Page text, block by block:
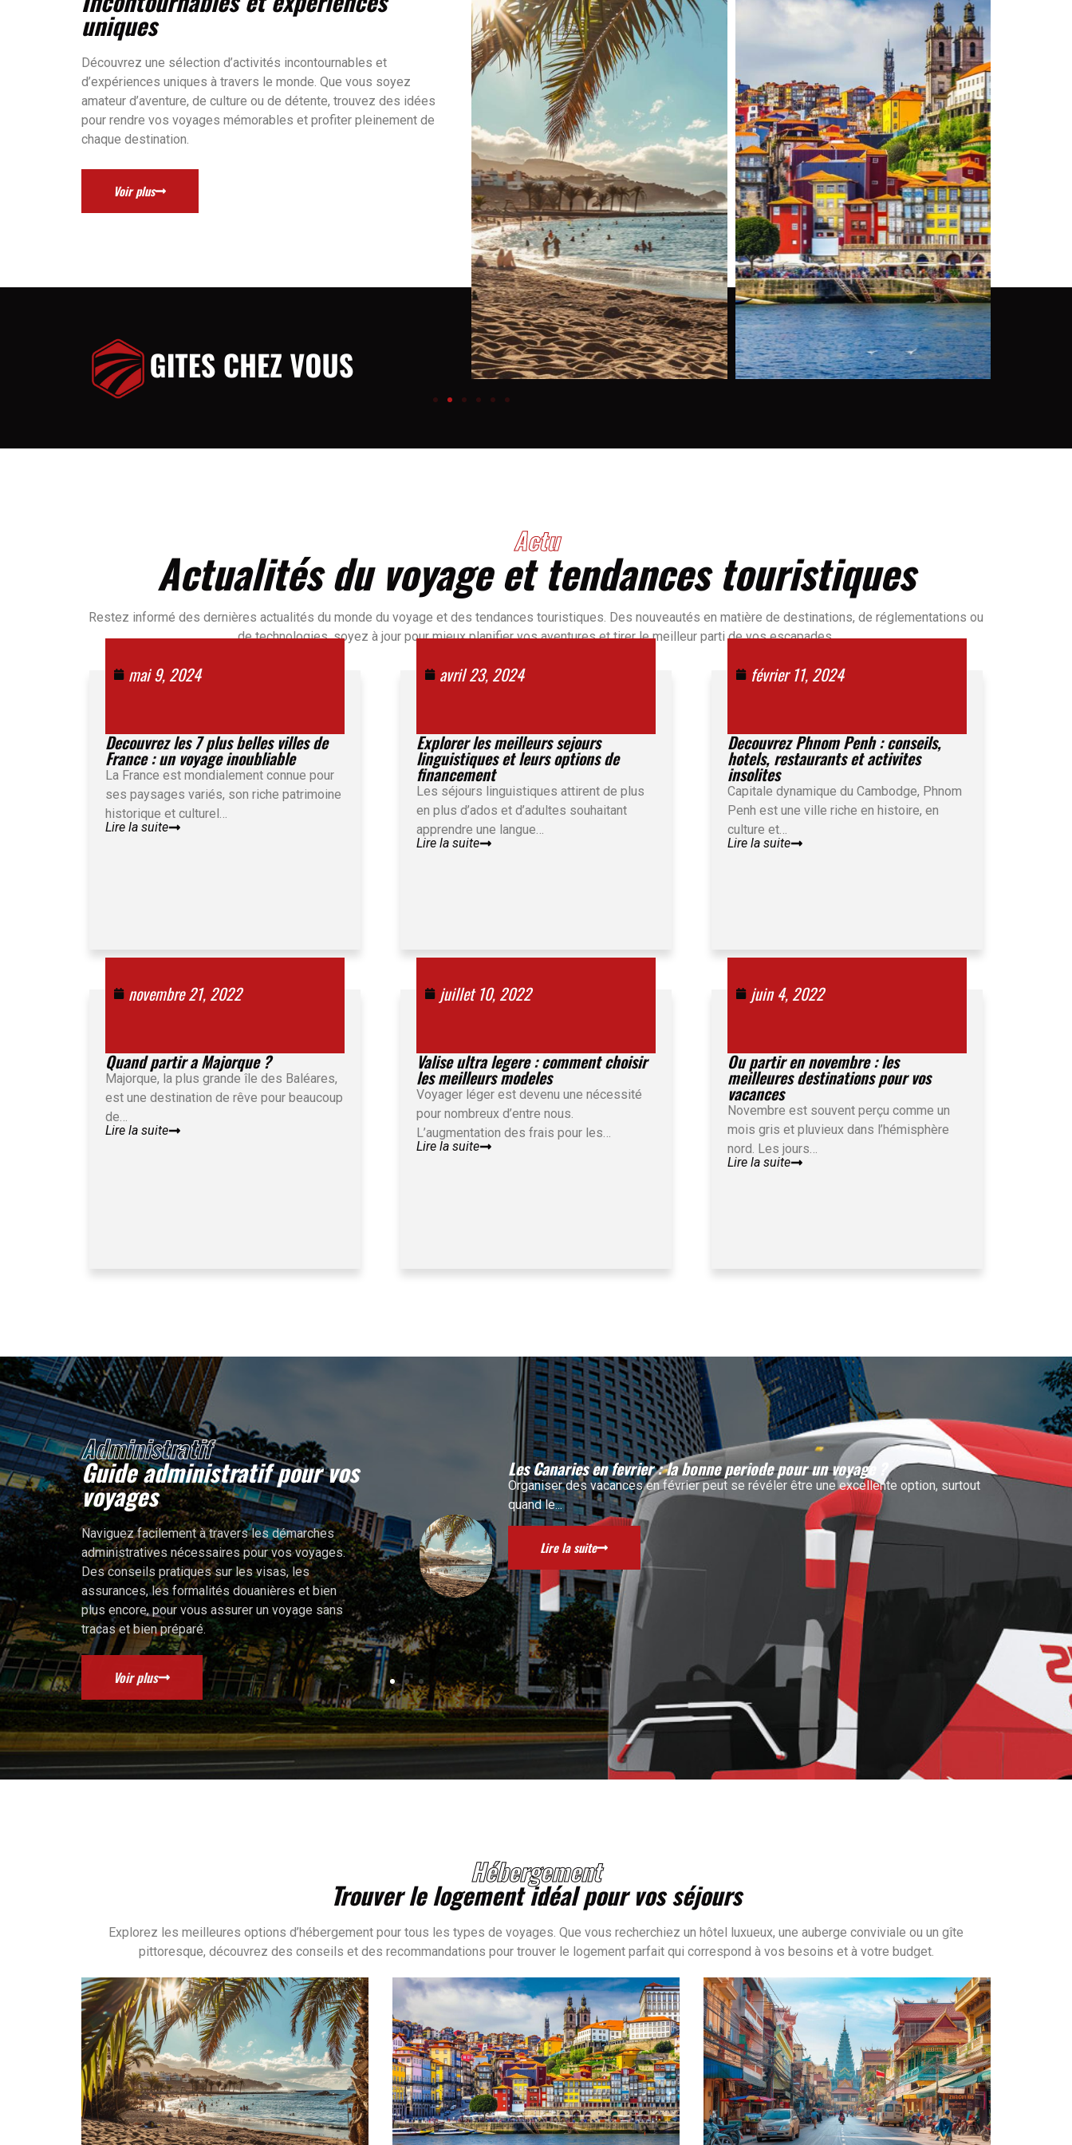
uniques
Découvrez une sélection d’activités incontournables et
d’expériences uniques à travers le monde. Que vous soyez
amateur d’aventure, de culture ou de détente, trouvez des idées
pour rendre vos voyages mémorables et profiter pleinement de
chaque destination.
Voir plus
Actu
Actualités du voyage et tendances touristiques
Restez informé des dernières actualités du monde du voyage et des tendances touristiques. Des nouveautés en matière de destinations, de réglementations ou
de technologies, soyez à jour pour mieux planifier vos aventures et tirer le meilleur parti de vos escapades.
mai 9, 2024
Decouvrez les 7 plus belles villes de
France : un voyage inoubliable
La France est mondialement connue pour
ses paysages variés, son riche patrimoine
historique et culturel…
Lire la suite
avril 23, 2024
Explorer les meilleurs sejours
linguistiques et leurs options de
financement
Les séjours linguistiques attirent de plus
en plus d’ados et d’adultes souhaitant
apprendre une langue…
Lire la suite
février 11, 2024
Decouvrez Phnom Penh : conseils,
hotels, restaurants et activites
insolites
Capitale dynamique du Cambodge, Phnom
Penh est une ville riche en histoire, en
culture et…
Lire la suite
novembre 21, 2022
Quand partir a Majorque ?
Majorque, la plus grande île des Baléares,
est une destination de rêve pour beaucoup
de…
Lire la suite
juillet 10, 2022
Valise ultra legere : comment choisir
les meilleurs modeles
Voyager léger est devenu une nécessité
pour nombreux d’entre nous.
L’augmentation des frais pour les…
Lire la suite
juin 4, 2022
Ou partir en novembre : les
meilleures destinations pour vos
vacances
Novembre est souvent perçu comme un
mois gris et pluvieux dans l’hémisphère
nord. Les jours…
Lire la suite
Administratif
Guide administratif pour vos
voyages
Naviguez facilement à travers les démarches
administratives nécessaires pour vos voyages.
Des conseils pratiques sur les visas, les
assurances, les formalités douanières et bien
plus encore, pour vous assurer un voyage sans
tracas et bien préparé.
Voir plus
horaires mondiaux : Comment organiser une
sans perdre le fil
horaires joue un rôle fondamental dans notre monde
Les Canaries en fevrier : la bonne periode pour un voyage ?
Organiser des vacances en février peut se révéler être une excellente option, surtout
quand le...
Lire la suite
Hébergement
Trouver le logement idéal pour vos séjours
Explorez les meilleures options d’hébergement pour tous les types de voyages. Que vous recherchiez un hôtel luxueux, une auberge conviviale ou un gîte
pittoresque, découvrez des conseils et des recommandations pour trouver le logement parfait qui correspond à vos besoins et à votre budget.